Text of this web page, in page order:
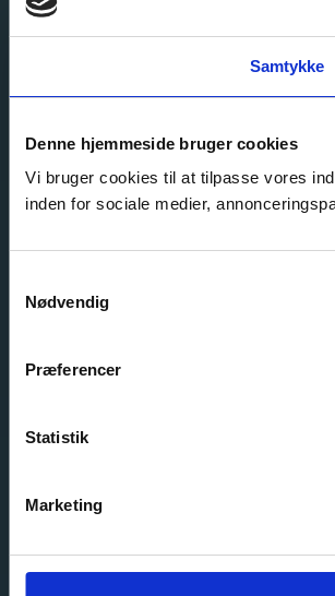
Samtykke
Denne hjemmeside bruger cookies
Vi bruger cookies til at tilpasse vores
inden for sociale medier,
Nødvendig
Præferencer
Statistik
Marketing